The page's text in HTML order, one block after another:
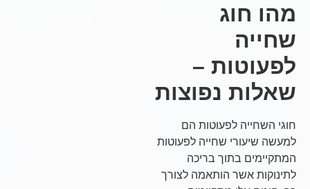
מהו חוג
שחייה
לפעוטות –
שאלות נפוצות
חוגי השחייה לפעוטות הם
למעשה שיעורי שחייה לפעוטות
המתקיימים בתוך בריכה
לתינוקות אשר הותאמה לצורך